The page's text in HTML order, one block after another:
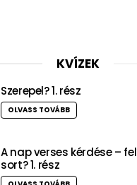
KVÍZEK
Szerepel? 1. rész
OLVASS TOVÁBB
A nap verses kérdése –
sort? 1. rész